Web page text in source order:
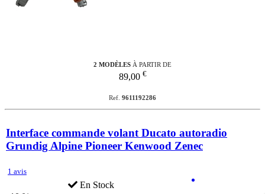
2 MODÈLES À PARTIR DE
89,00 €
Ref. 9611192286
Interface commande volant Ducato autoradio
Grundig Alpine Pioneer Kenwood Zenec
1 avis
En Stock